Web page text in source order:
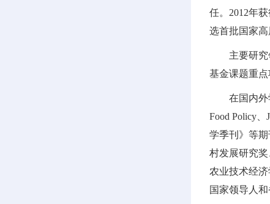
任。2012年
选首批国家高
主要研
基金课题重点
在国内外
Food Policy
学季刊》等
村发展研究
农业技术经
国家领导人和